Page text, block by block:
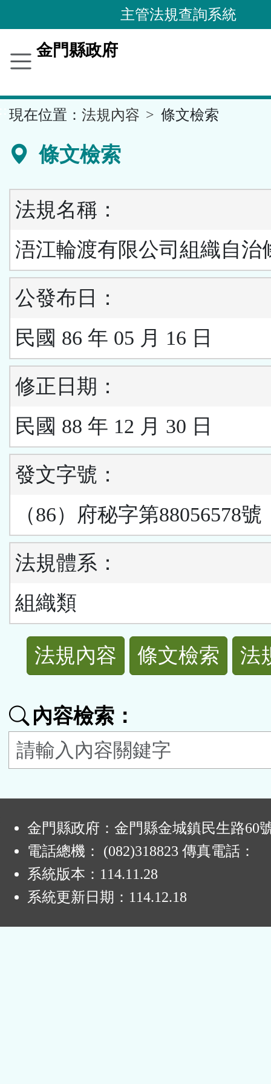
到
要
容
區
主管法規查詢系統
金門縣政府
現在位置： 法規內容 條文檢索
條文檢索
法規名稱：
浯江輪渡有限公司組織自治
公發布日：
民國 86 年 05 月 16 日
修正日期：
民國 88 年 12 月 30 日
發文字號：
（86）府秘字第88056578號
法規體系：
組織類
規
功
能
按
鈕
區
法規內容 條文檢索 法
內容檢索：
金門縣政府：金門縣金城鎮民生路60
電話總機： (082)318823 傳真電話：
系統版本： 114.11.28
系統更新日期： 114.12.18